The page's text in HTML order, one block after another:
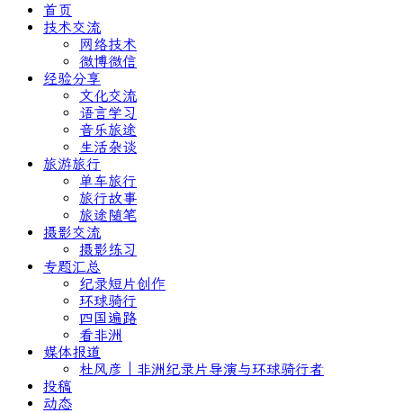
首页
技术交流
网络技术
微博微信
经验分享
文化交流
语言学习
音乐旅途
生活杂谈
旅游旅行
单车旅行
旅行故事
旅途随笔
摄影交流
摄影练习
专题汇总
纪录短片创作
环球骑行
四国遍路
看非洲
媒体报道
杜风彦｜非洲纪录片导演与环球骑行者
投稿
动态